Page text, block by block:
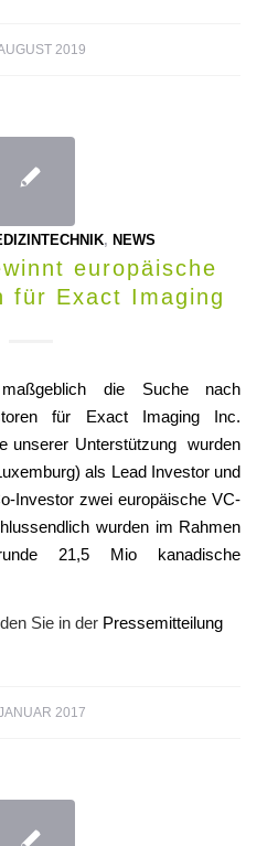
2019
, NEWS
europäische
für Exact Imaging
die Suche nach
für Exact Imaging Inc.
unserer Unterstützung wurden
als Lead Investor und
Investor zwei europäische VC-
wurden im Rahmen
21,5 Mio kanadische
Sie in der Pressemitteilung
2017